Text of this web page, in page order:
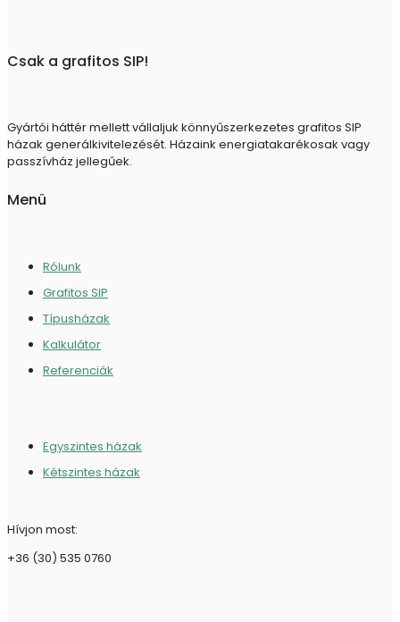
Csak a grafitos SIP!
Gyártói háttér mellett vállaljuk könnyűszerkezetes grafitos SIP
házak generálkivitelezését. Házaink energiatakarékosak vagy
passzívház jellegűek.
Menü
Rólunk
Grafitos SIP
Típusházak
Kalkulátor
Referenciák
Egyszintes házak
Kétszintes házak
Hívjon most:
+36 (30) 535 0760